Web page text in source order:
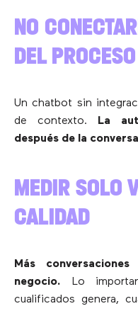
NO
DEL PROCESO
Un chatbot sin
de contexto. La
después de la
MEDIR SOLO
CALIDAD
Más
negocio. Lo
cualificados genera,